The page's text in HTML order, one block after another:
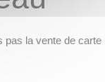
pas la vente de carte